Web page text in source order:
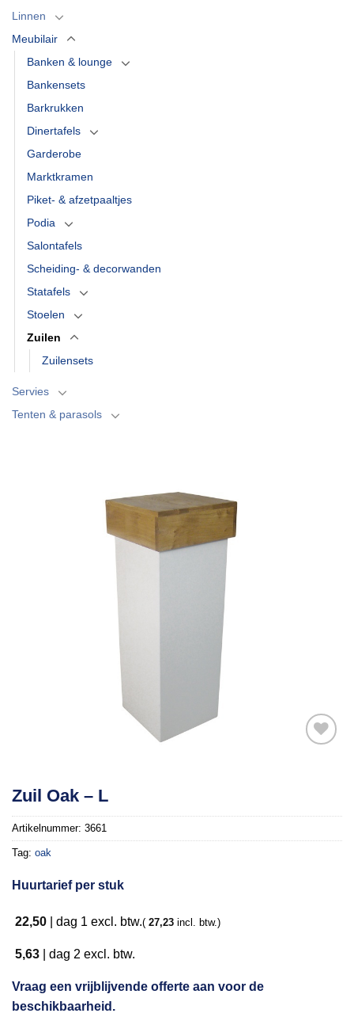
Linnen
Meubilair
Banken & lounge
Bankensets
Barkrukken
Dinertafels
Garderobe
Marktkramen
Piket- & afzetpaaltjes
Podia
Salontafels
Scheiding- & decorwanden
Statafels
Stoelen
Zuilen
Zuilensets
Servies
Tenten & parasols
verlanglijst
Zuil Oak – L
Artikelnummer: 3661
Tag: oak
Huurtarief per stuk
22,50 dag 1 excl. btw.( 27,23 incl. btw.)
5,63 dag 2 excl. btw.
Vraag een vrijblijvende offerte aan voor de
beschikbaarheid.